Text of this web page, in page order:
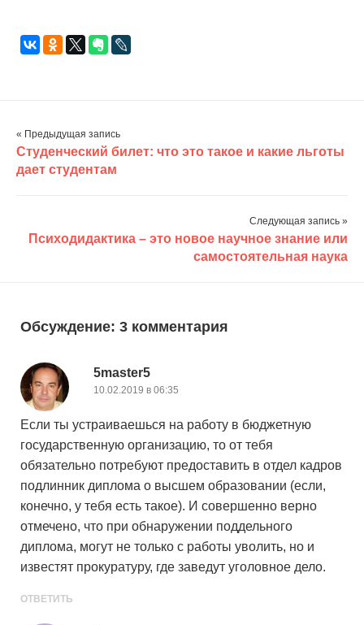
« Предыдущая запись
Студенческий билет: что это такое и какие льготы
дает студентам
Следующая запись »
Психодидактика – это новое научное знание или
самостоятельная наука
Обсуждение: 3 комментария
5master5
10.02.2019 в 06:35
Если ты устраиваешься на работу в бюджетную
государственную организацию, то от тебя
обязательно потребуют предоставить в отдел кадров
подлинник диплома о высшем образовании (если,
конечно, у тебя есть такое). И совершенно верно
отмечено, что при обнаружении поддельного
диплома, могут не только с работы уволить, но и
известят прокуратуру, где заведут уголовное дело.
ОТВЕТИТЬ